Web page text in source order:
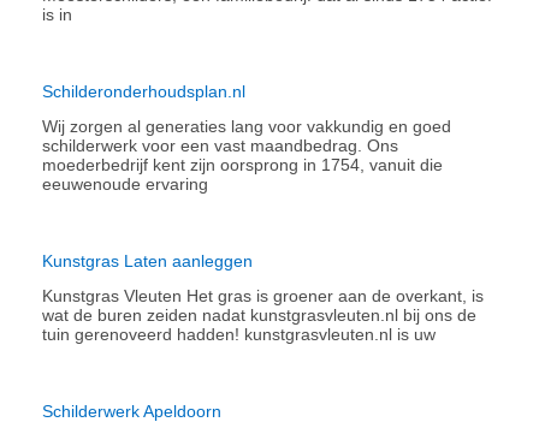
is in
Schilderonderhoudsplan.nl
Wij zorgen al generaties lang voor vakkundig en goed
schilderwerk voor een vast maandbedrag. Ons
moederbedrijf kent zijn oorsprong in 1754, vanuit die
eeuwenoude ervaring
Kunstgras Laten aanleggen
Kunstgras Vleuten Het gras is groener aan de overkant, is
wat de buren zeiden nadat kunstgrasvleuten.nl bij ons de
tuin gerenoveerd hadden! kunstgrasvleuten.nl is uw
Schilderwerk Apeldoorn